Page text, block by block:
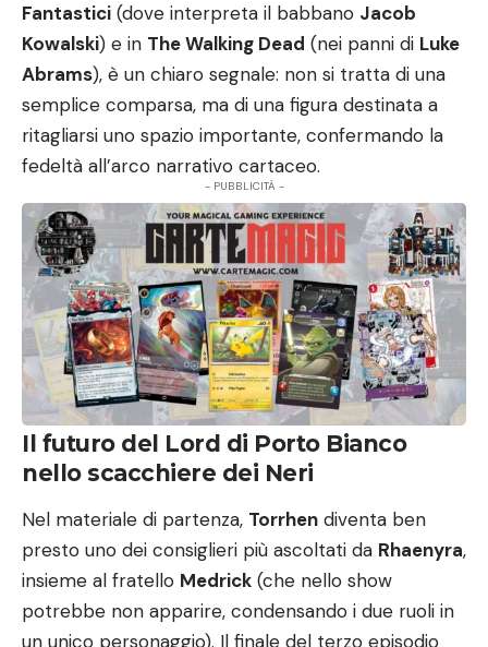
Fantastici (dove interpreta il babbano Jacob
Kowalski) e in The Walking Dead (nei panni di Luke
Abrams), è un chiaro segnale: non si tratta di una
semplice comparsa, ma di una figura destinata a
ritagliarsi uno spazio importante, confermando la
fedeltà all’arco narrativo cartaceo.
- PUBBLICITÀ -
Il futuro del Lord di Porto Bianco
nello scacchiere dei Neri
Nel materiale di partenza, Torrhen diventa ben
presto uno dei consiglieri più ascoltati da Rhaenyra,
insieme al fratello Medrick (che nello show
potrebbe non apparire, condensando i due ruoli in
un unico personaggio). Il finale del terzo episodio